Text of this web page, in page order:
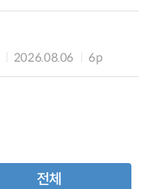
2026.08.06 6p
전체